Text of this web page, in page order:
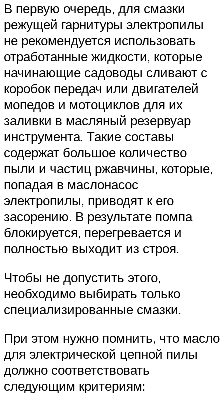
В первую очередь, для смазки
режущей гарнитуры электропилы
не рекомендуется использовать
отработанные жидкости, которые
начинающие садоводы сливают с
коробок передач или двигателей
мопедов и мотоциклов для их
заливки в масляный резервуар
инструмента. Такие составы
содержат большое количество
пыли и частиц ржавчины, которые,
попадая в маслонасос
электропилы, приводят к его
засорению. В результате помпа
блокируется, перегревается и
полностью выходит из строя.
Чтобы не допустить этого,
необходимо выбирать только
специализированные смазки.
При этом нужно помнить, что масло
для электрической цепной пилы
должно соответствовать
следующим критериям: